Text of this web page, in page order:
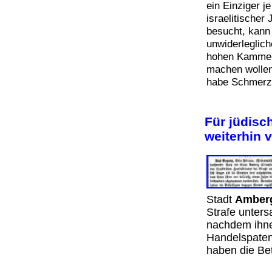
ein Einziger
israelitischer
besucht,
hohen
machen
habe
Für
weiterhin
Stadt
Strafe
nachdem
haben die